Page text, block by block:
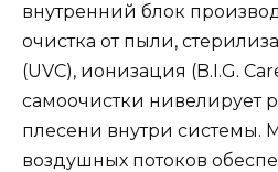
внутренний блок
очистка от пыли,
(UVC), ионизация (B.I.G.
самоочистки нивелирует
плесени внутри системы.
воздушных потоков